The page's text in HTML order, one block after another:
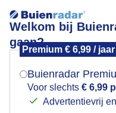
Welkom bij
gaan?
Premium € 6,99 / jaar
Buienradar
Voor slechts € 6,99
Advertentievrij
Surfer op Vlieland
Mogen we je